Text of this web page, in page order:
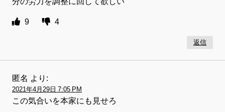
9 4
返信
匿名 より:
2021年4月29日 7:05 PM
この気合いを本家にも見せろ